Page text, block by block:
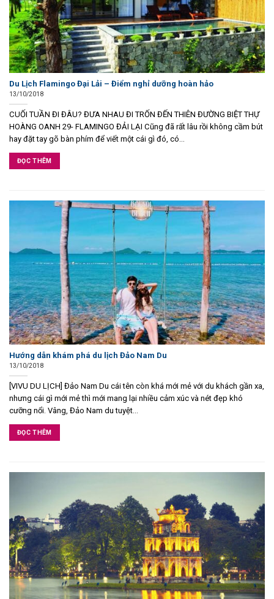
Du Lịch Flamingo Đại Lải – Điểm nghỉ dưỡng hoàn hảo
13/10/2018
CUỐI TUẦN ĐI ĐÂU? ĐƯA NHAU ĐI TRỐN ĐẾN THIÊN ĐƯỜNG BIỆT THỰ
HOÀNG OANH 29- FLAMINGO ĐẢI LẠI Cũng đã rất lâu rồi không cầm bút
hay đặt tay gõ bàn phím để viết một cái gì đó, có...
ĐỌC THÊM
Hướng dẫn khám phá du lịch Đảo Nam Du
13/10/2018
[VIVU DU LỊCH] Đảo Nam Du cái tên còn khá mới mẻ với du khách gần xa,
nhưng cái gì mới mẻ thì mới mang lại nhiều cảm xúc và nét đẹp khó
cưỡng nổi. Vâng, Đảo Nam du tuyệt...
ĐỌC THÊM